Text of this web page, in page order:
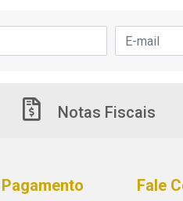
Notas Fiscais
Fale